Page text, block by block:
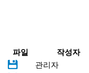
파일 작성자
관리자